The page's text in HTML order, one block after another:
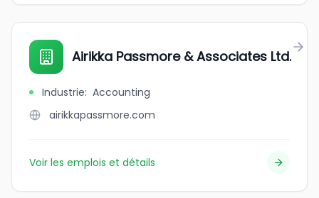
Airikka Passmore & Associates Ltd.
Industrie: Accounting
airikkapassmore.com
Voir les emplois et détails